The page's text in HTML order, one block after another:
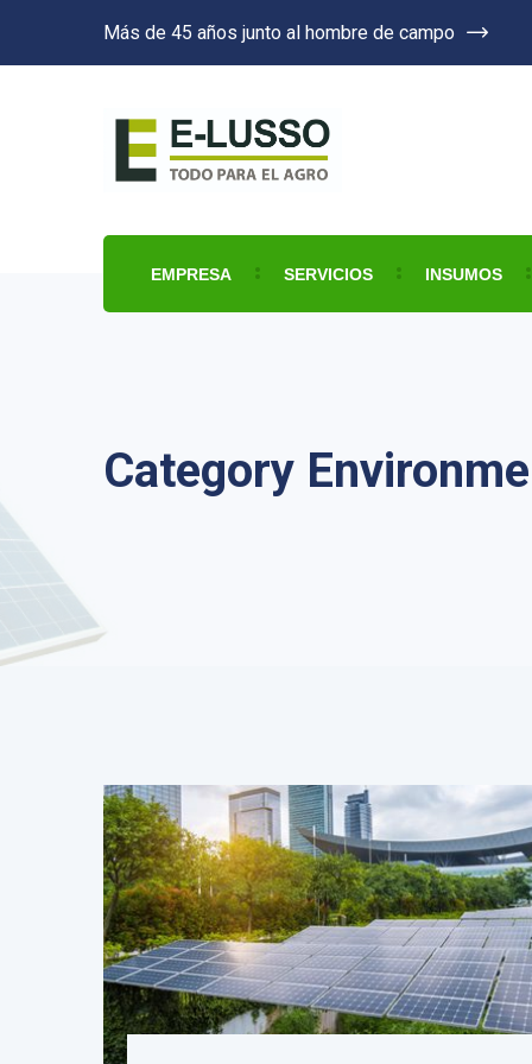
Más de 45 años junto al hombre de campo
EMPRESA SERVICIOS INSUMOS
Category